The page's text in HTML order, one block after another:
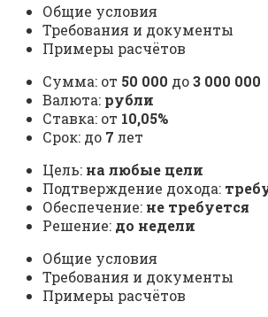
Общие условия
Требования и документы
Примеры расчётов
Сумма: от 50 000 до3 000 000
Валюта: рубли
Ставка: от 10,05%
Срок: до 7 лет
Цель: на любые цели
Подтверждение дохода:
Обеспечение: не требуется
Решение: до недели
Общие условия
Требования и документы
Примеры расчётов